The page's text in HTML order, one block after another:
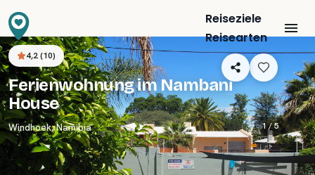
Reiseziele
Reisearten
4,2(10)
Ferienwohnung im Nambani
House
Windhoek,Namibia 1 /5